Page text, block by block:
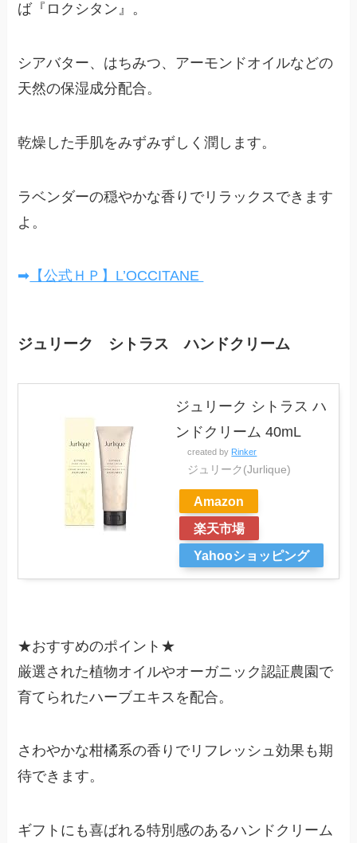
ば『ロクシタン』。
シアバター、はちみつ、アーモンドオイルなどの
天然の保湿成分配合。
乾燥した手肌をみずみずしく潤します。
ラベンダーの穏やかな香りでリラックスできます
よ。
➡ 【公式ＨＰ】L’OCCITANE
ジュリーク シトラス ハンドクリーム
ジュリーク シトラス ハ
ンドクリーム 40mL
created by Rinker
ジュリーク(Jurlique)
Amazon
楽天市場
Yahooショッピング
★おすすめのポイント ★
厳選された植物オイルやオーガニック認証農園で
育てられたハーブエキスを配合。
さわやかな柑橘系の香りでリフレッシュ効果も期
待できます。
ギフトにも喜ばれる特別感のあるハンドクリーム